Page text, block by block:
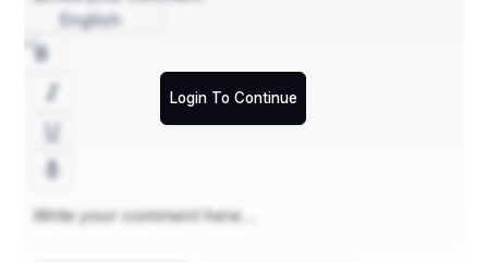
टपकनी चाहिए थी... (ताली बजाकर, ठहाका लगाया)...
मांसाहारी: हाँ यार, तभी कहूँ कि पाइथागोरस ने मांस सेवन के बारे में
इतना कड़ा होकर क्यों लिखा है। कल ही मैंने उसकी एक किताब में
पढ़ा कि- अपने शरीर को मांसाहारी भोजन द्वारा नापाक या गंदा मत
Login To Continue
English